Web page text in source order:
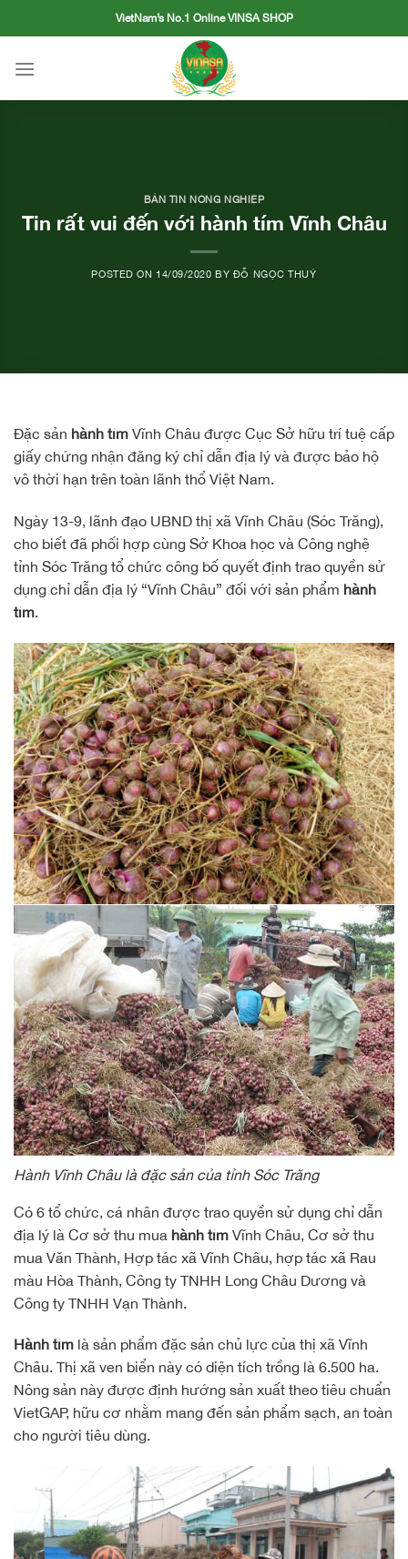
to
VietNam’s No.1 Online VINSA SHOP
BẢN TIN NÔNG NGHIỆP
Tin rất vui đến với hành tím Vĩnh Châu
POSTED ON 14/09/2020 BY ĐỖ NGỌC THUÝ
Đặc sản hành tím Vĩnh Châu được Cục Sở hữu trí tuệ cấp
giấy chứng nhận đăng ký chỉ dẫn địa lý và được bảo hộ
vô thời hạn trên toàn lãnh thổ Việt Nam.
Ngày 13-9, lãnh đạo UBND thị xã Vĩnh Châu (Sóc Trăng),
cho biết đã phối hợp cùng Sở Khoa học và Công nghệ
tỉnh Sóc Trăng tổ chức công bố quyết định trao quyền sử
dụng chỉ dẫn địa lý “Vĩnh Châu” đối với sản phẩm hành
tím.
Hành Vĩnh Châu là đặc sản của tỉnh Sóc Trăng
Có 6 tổ chức, cá nhân được trao quyền sử dụng chỉ dẫn
địa lý là Cơ sở thu mua hành tím Vĩnh Châu, Cơ sở thu
mua Văn Thành, Hợp tác xã Vĩnh Châu, hợp tác xã Rau
màu Hòa Thành, Công ty TNHH Long Châu Dương và
Công ty TNHH Vạn Thành.
Hành tím là sản phẩm đặc sản chủ lực của thị xã Vĩnh
Châu. Thị xã ven biển này có diện tích trồng là 6.500 ha.
Nông sản này được định hướng sản xuất theo tiêu chuẩn
VietGAP, hữu cơ nhằm mang đến sản phẩm sạch, an toàn
cho người tiêu dùng.